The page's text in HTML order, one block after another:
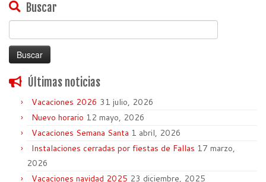
Buscar
Últimas noticias
Vacaciones 2026 31 julio, 2026
Nuevo horario 12 mayo, 2026
Vacaciones Semana Santa 1 abril, 2026
Instalaciones cerradas por fiestas de Fallas 17 marzo,
2026
Vacaciones navidad 2025 23 diciembre, 2025